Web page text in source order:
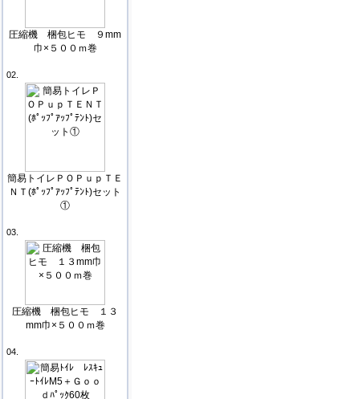
圧縮機 梱包ヒモ ９mm
巾×５００ｍ巻
02.
簡易トイレＰＯＰｕｐＴＥ
ＮＴ(ﾎﾟｯﾌﾟｱｯﾌﾟﾃﾝﾄ)セット
①
03.
圧縮機 梱包ヒモ １３
mm巾×５００ｍ巻
04.